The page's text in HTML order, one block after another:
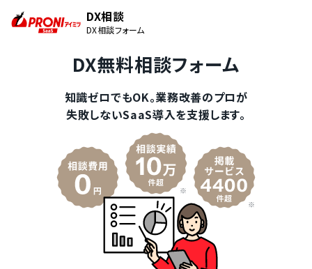
DX相談
DX相談フォーム
DX無料相談フォーム
知識ゼロでもOK。業務改善のプロが
失敗しないSaaS導入を支援します。